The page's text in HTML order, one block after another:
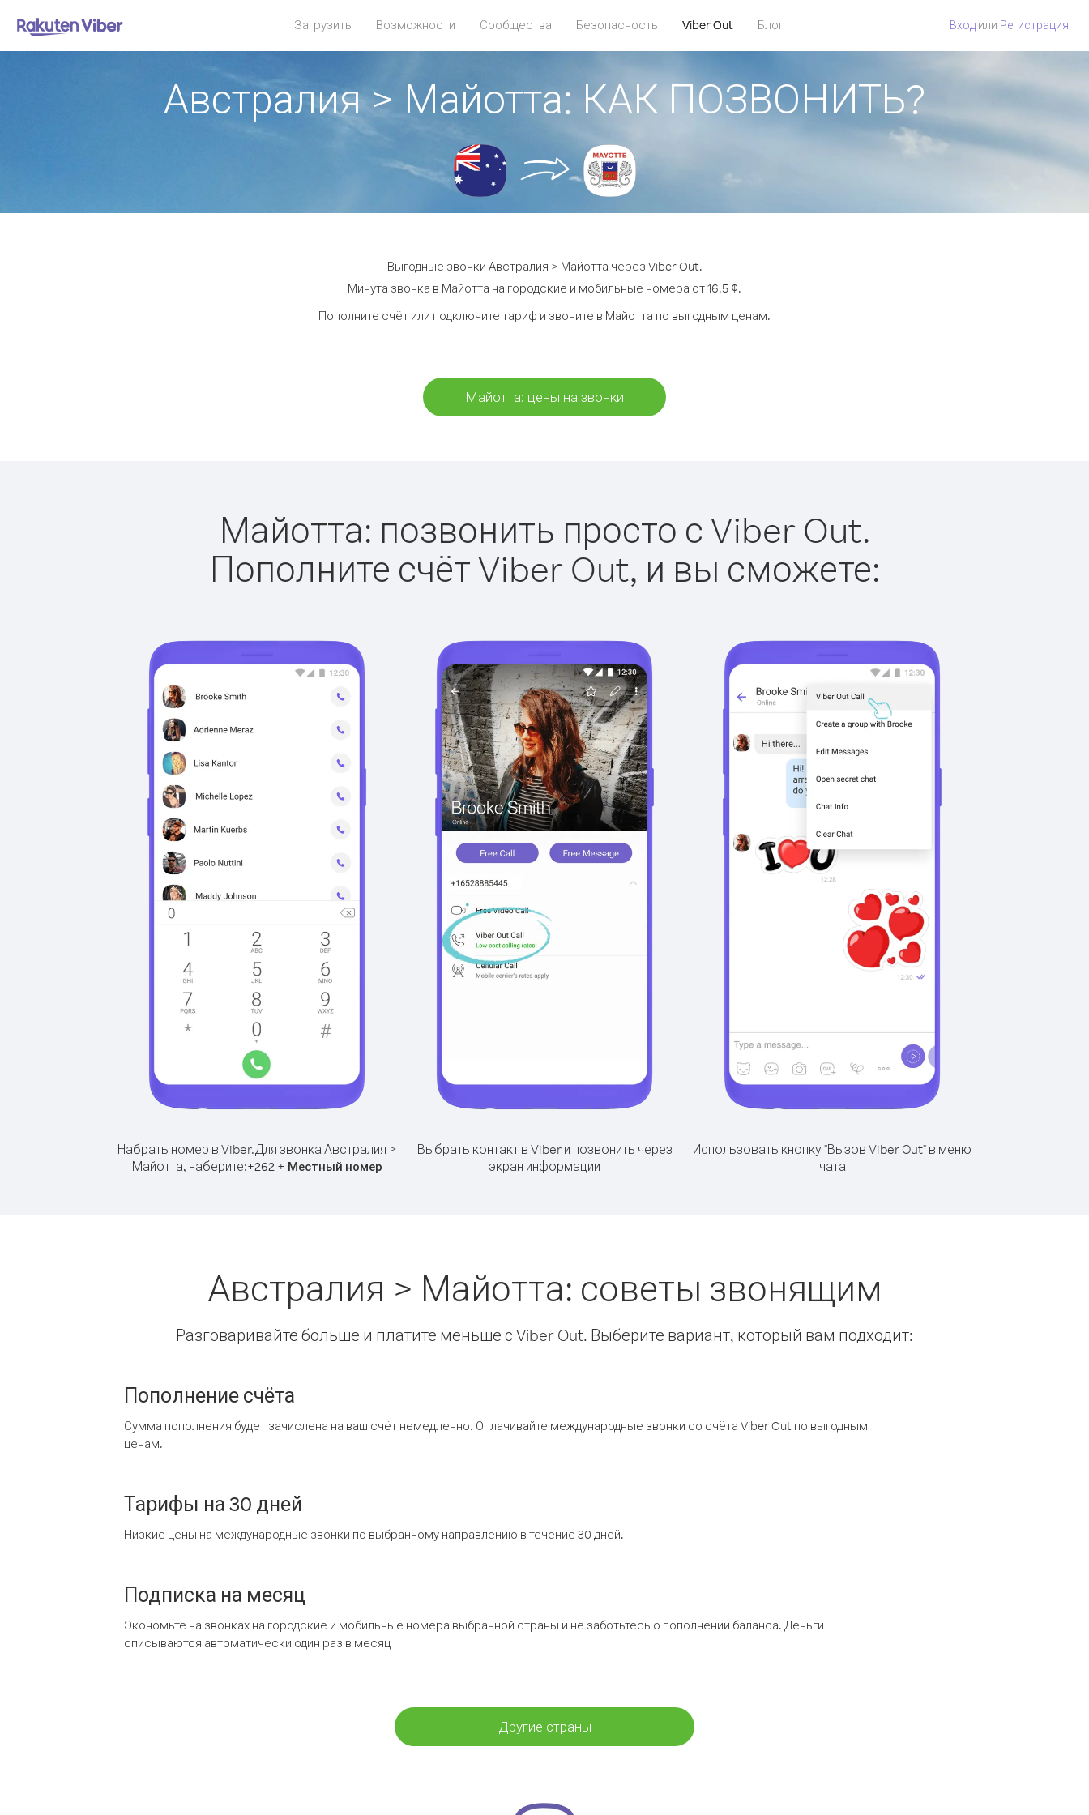
Загрузить Возможности Сообщества Безопасность Viber Out Блог Вход или Регистрация
Австралия > Майотта: КАК ПОЗВОНИТЬ?
Выгодные звонки Австралия > Майотта через Viber Out.
Минута звонка в Майотта на городские и мобильные номера от 16.5 ¢.
Пополните счёт или подключите тариф и звоните в Майотта по выгодным ценам.
Майотта: цены на звонки
Майотта: позвонить просто с Viber Out.
Пополните счёт Viber Out, и вы сможете:
Набрать номер в Viber.Для звонка Австралия >
Майотта, наберите:+262+ Местный номер
Выбрать контакт в Viber и позвонить через
экран информации
Использовать кнопку "Вызов Viber Out" в меню
чата
Австралия > Майотта: советы звонящим
Разговаривайте больше и платите меньше с Viber Out. Выберите вариант, который вам подходит:
Пополнение счёта
Сумма пополнения будет зачислена на ваш счёт немедленно. Оплачивайте международные звонки со счёта Viber Out по выгодным
ценам.
Тарифы на 30 дней
Низкие цены на международные звонки по выбранному направлению в течение 30 дней.
Подписка на месяц
Экономьте на звонках на городские и мобильные номера выбранной страны и не заботьтесь о пополнении баланса. Деньги
списываются автоматически один раз в месяц
Другие страны